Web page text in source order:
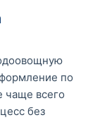
по
чаще всего
без